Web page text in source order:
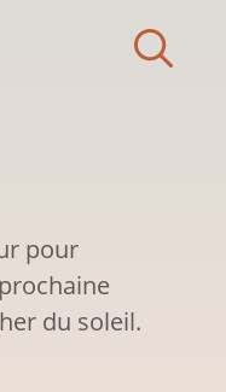
pour
du soleil.